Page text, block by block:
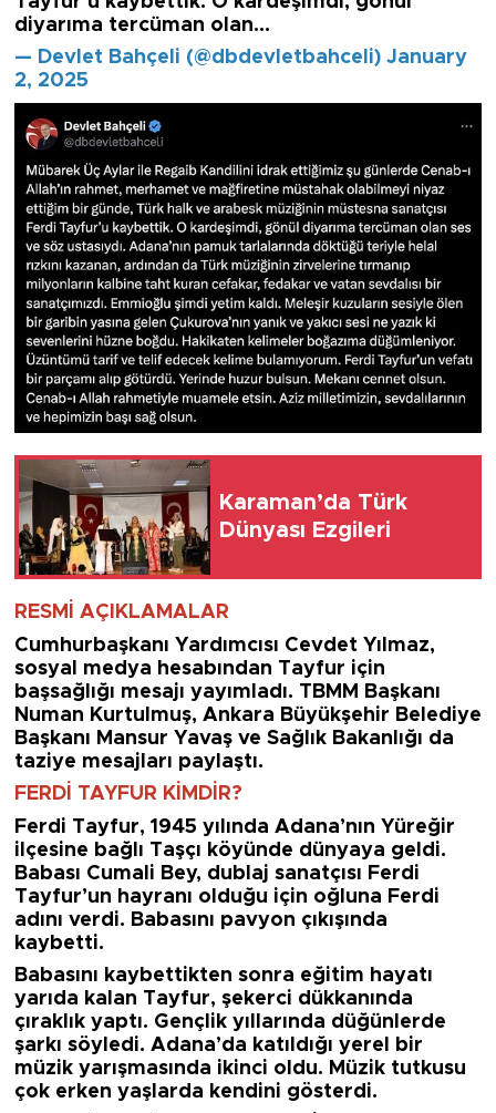
diyarıma tercüman olan…
— Devlet Bahçeli (@dbdevletbahceli) January
2, 2025
Karaman’da Türk
Dünyası Ezgileri
RESMİ AÇIKLAMALAR
Cumhurbaşkanı Yardımcısı Cevdet Yılmaz,
sosyal medya hesabından Tayfur için
başsağlığı mesajı yayımladı. TBMM Başkanı
Numan Kurtulmuş, Ankara Büyükşehir Belediye
Başkanı Mansur Yavaş ve Sağlık Bakanlığı da
taziye mesajları paylaştı.
FERDİ TAYFUR KİMDİR?
Ferdi Tayfur, 1945 yılında Adana’nın Yüreğir
ilçesine bağlı Taşçı köyünde dünyaya geldi.
Babası Cumali Bey, dublaj sanatçısı Ferdi
Tayfur’un hayranı olduğu için oğluna Ferdi
adını verdi. Babasını pavyon çıkışında
kaybetti.
Babasını kaybettikten sonra eğitim hayatı
yarıda kalan Tayfur, şekerci dükkanında
çıraklık yaptı. Gençlik yıllarında düğünlerde
şarkı söyledi. Adana’da katıldığı yerel bir
müzik yarışmasında ikinci oldu. Müzik tutkusu
çok erken yaşlarda kendini gösterdi.